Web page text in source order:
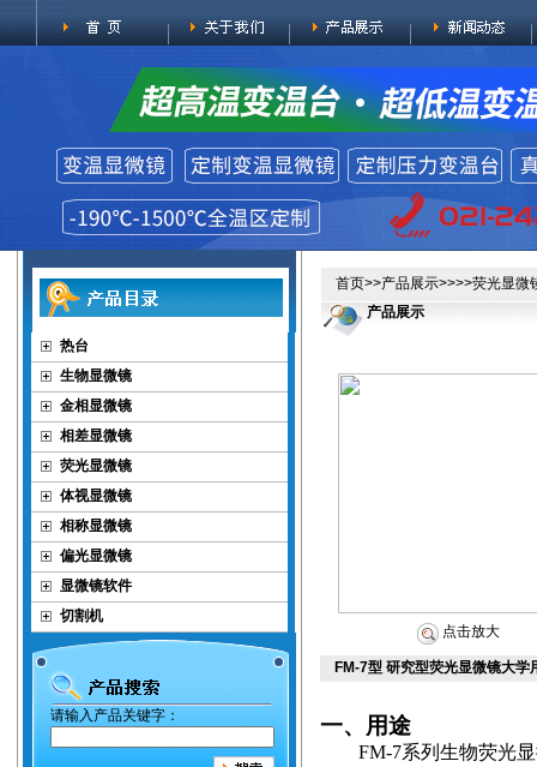
热台
生物显微镜
金相显微镜
相差显微镜
荧光显微镜
体视显微镜
相称显微镜
偏光显微镜
显微镜软件
切割机
请输入产品关键字：
首页>>产品展示>>>>荧光显微
产品展示
点击放大
FM-7型 研究型荧光显微镜大
一、用途
FM-7系列生物荧光